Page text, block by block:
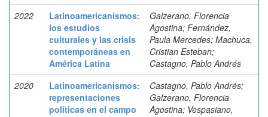
2022
Latinoamericanismos:
los estudios
culturales y las crisis
contemporáneas en
América Latina
Galzerano, Florencia
Agostina; Fernández,
Paula Mercedes; Machuca,
Cristian Esteban;
Castagno, Pablo Andrés
2020
Latinoamericanismos:
representaciones
políticas en el campo
Castagno, Pablo Andrés;
Galzerano, Florencia
Agostina; Vespasiano,